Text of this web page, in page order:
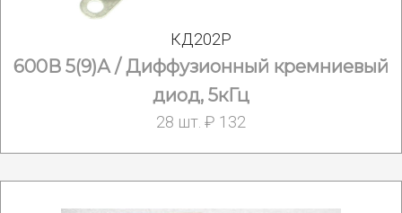
КД202Р
600В 5(9)А / Диффузионный кремниевый
диод, 5кГц
28 шт. ₽ 132